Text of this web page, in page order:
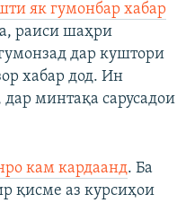
як гумонбар хабар
раиси шаҳри
дар куштори
хабар дод. Ин
минтақа сарусадои
кам кардаанд. Ба
қисме аз курсиҳои